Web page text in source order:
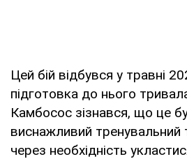
Цей бій відбувся у травні
підготовка до нього
Камбосос зізнався, що це
виснажливий тренувальний
через необхідність